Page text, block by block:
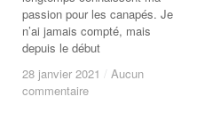
passion pour les canapés. Je
n’ai jamais compté, mais
depuis le début
28 janvier 2021 / Aucun
commentaire
28 janvier 2021 / Aucun
commentaire